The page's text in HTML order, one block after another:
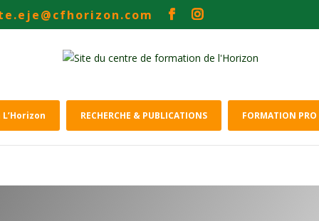
L’Horizon RECHERCHE & PUBLICATIONS FORMATION